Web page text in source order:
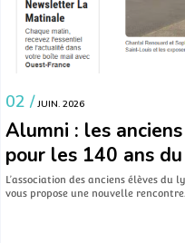
02 / JUIN. 2026
Alumni : les
pour les 140 ans
L’association des anciens élèves du
vous propose une nouvelle rencontre.